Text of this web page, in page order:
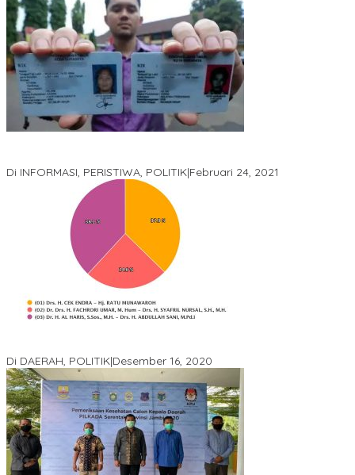
Di INFORMASI, PERISTIWA, POLITIK|Februari 24, 2021
Di DAERAH, POLITIK|Desember 16, 2020